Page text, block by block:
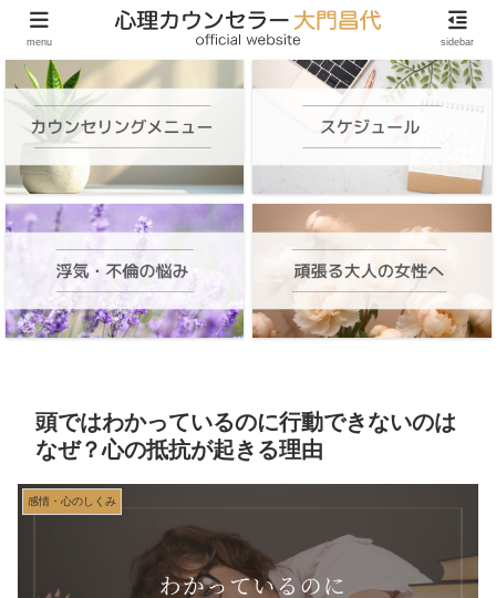
頑張る大人の女性のためのオンラインカウンセリング
頭ではわかっているのに行動できないのは
なぜ？心の抵抗が起きる理由
感情・心のしくみ
menu sidebar